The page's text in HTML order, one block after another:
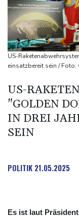
Klinsmann über
Brand in
Verkehrsminister
Maextro S800:
Opel Grandland
US-
einsatzbereit sein / Foto:
US-
"GOLDEN
IN DREI
SEIN
POLITIK 21.05.2025
Es ist laut